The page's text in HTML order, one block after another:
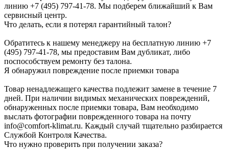
линию +7 (495) 797-41-78. Мы подберем ближайший к Вам
сервисный центр.
Что делать, если я потерял гарантийный талон?
Обратитесь к нашему менеджеру на бесплатную линию +7
(495) 797-41-78, мы предоставим Вам дубликат, либо
поспособствуем ремонту без талона.
Я обнаружил повреждение после приемки товара
Товар ненадлежащего качества подлежит замене в течение 7
дней. При наличии видимых механических повреждений,
обнаруженных после приемки товара, Вам необходимо
выслать фотографии поврежденного товара на почту
info@comfort-klimat.ru. Каждый случай тщательно разбирается
Службой Контроля Качества.
Что нужно проверить при получении заказа?